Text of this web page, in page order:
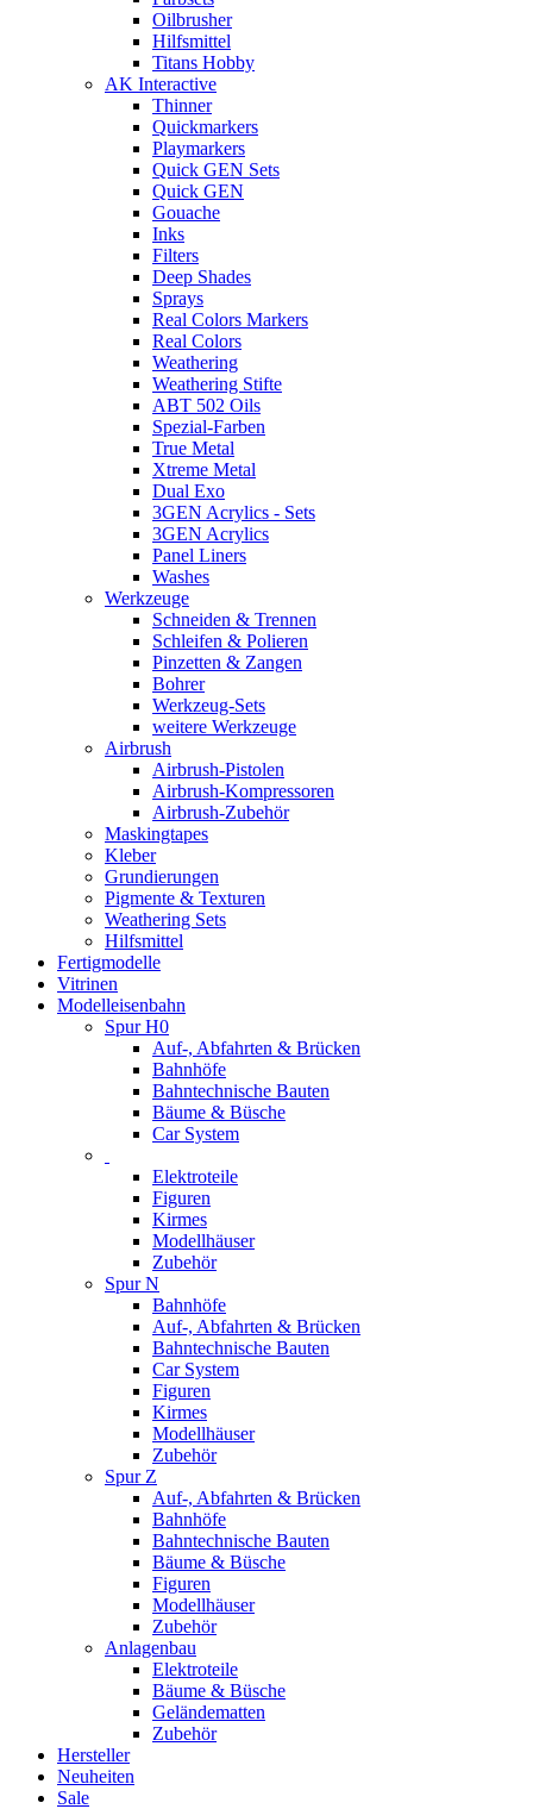
Oilbrusher
Hilfsmittel
Titans Hobby
AK Interactive
Thinner
Quickmarkers
Playmarkers
Quick GEN Sets
Quick GEN
Gouache
Inks
Filters
Deep Shades
Sprays
Real Colors Markers
Real Colors
Weathering
Weathering Stifte
ABT 502 Oils
Spezial-Farben
True Metal
Xtreme Metal
Dual Exo
3GEN Acrylics - Sets
3GEN Acrylics
Panel Liners
Washes
Werkzeuge
Schneiden & Trennen
Schleifen & Polieren
Pinzetten & Zangen
Bohrer
Werkzeug-Sets
weitere Werkzeuge
Airbrush
Airbrush-Pistolen
Airbrush-Kompressoren
Airbrush-Zubehör
Maskingtapes
Kleber
Grundierungen
Pigmente & Texturen
Weathering Sets
Hilfsmittel
Fertigmodelle
Vitrinen
Modelleisenbahn
Spur H0
Auf-, Abfahrten & Brücken
Bahnhöfe
Bahntechnische Bauten
Bäume & Büsche
Car System
Elektroteile
Figuren
Kirmes
Modellhäuser
Zubehör
Spur N
Bahnhöfe
Auf-, Abfahrten & Brücken
Bahntechnische Bauten
Car System
Figuren
Kirmes
Modellhäuser
Zubehör
Spur Z
Auf-, Abfahrten & Brücken
Bahnhöfe
Bahntechnische Bauten
Bäume & Büsche
Figuren
Modellhäuser
Zubehör
Anlagenbau
Elektroteile
Bäume & Büsche
Geländematten
Zubehör
Hersteller
Neuheiten
Sale